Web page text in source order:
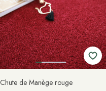
Chute de Manège rouge